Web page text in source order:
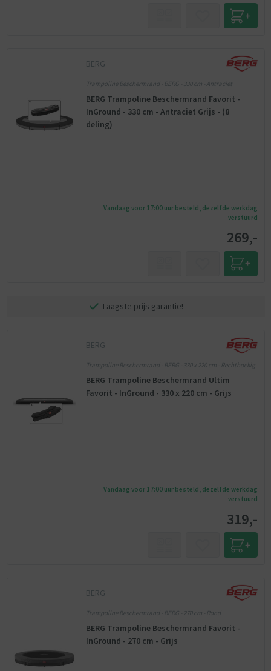
BERG
Trampoline Beschermrand - BERG - 330 cm - Antraciet
BERG Trampoline Beschermrand Favorit -
InGround - 330 cm - Antraciet Grijs - (8
deling)
Vandaag voor 17:00 uur besteld, dezelfde werkdag
verstuurd
269,-
Laagste prijs garantie!
BERG
Trampoline Beschermrand - BERG - 330 x 220 cm - Rechthoekig
BERG Trampoline Beschermrand Ultim
Favorit - InGround - 330 x 220 cm - Grijs
Vandaag voor 17:00 uur besteld, dezelfde werkdag
verstuurd
319,-
BERG
Trampoline Beschermrand - BERG - 270 cm - Rond
BERG Trampoline Beschermrand Favorit -
InGround - 270 cm - Grijs